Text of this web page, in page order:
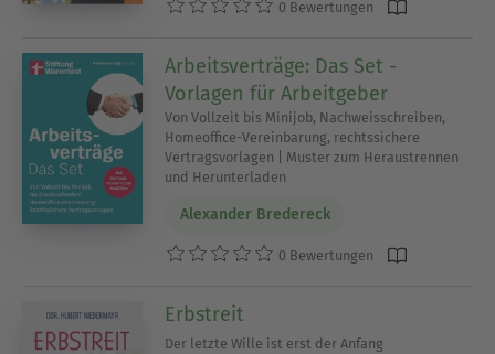
0 Bewertungen
Arbeitsverträge: Das Set -
Vorlagen für Arbeitgeber
Von Vollzeit bis Minijob, Nachweisschreiben,
Homeoffice-Vereinbarung, rechtssichere
Vertragsvorlagen | Muster zum Heraustrennen
und Herunterladen
Alexander Bredereck
0 Bewertungen
Erbstreit
Der letzte Wille ist erst der Anfang